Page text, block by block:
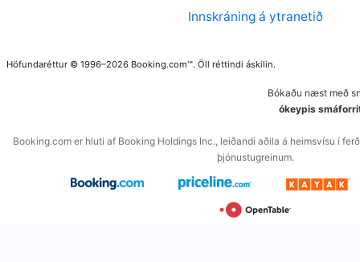
Innskráning á ytranetið
Höfundaréttur © 1996–2026 Booking.com™. Öll réttindi áskilin.
Bókaðu næst með
ókeypis
Booking.com er hluti af Booking Holdings Inc., leiðandi aðila á heimsvísu í
þjónustugreinum.